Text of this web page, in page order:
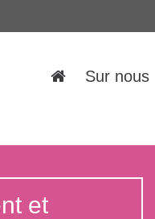
Sur nous
et